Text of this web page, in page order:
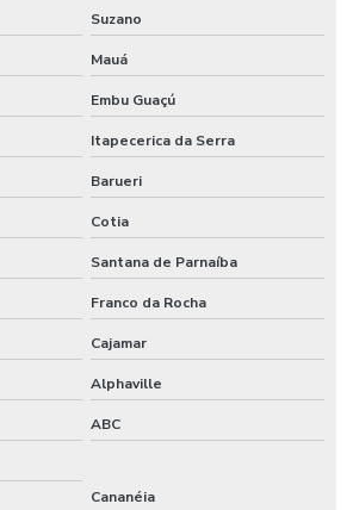
Suzano
Mauá
Embu Guaçú
Itapecerica da Serra
Barueri
Cotia
Santana de Parnaíba
Franco da Rocha
Cajamar
Alphaville
ABC
Cananéia